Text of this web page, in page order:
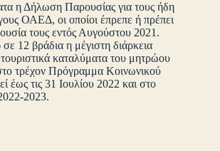
η Δήλωση Παρουσίας για τους ήδη
ΟΑΕΔ, οι οποίοι έπρεπε ή πρέπει
τους εντός Αυγούστου 2021.
σε 12 βράδια η μέγιστη διάρκεια
καταλύματα του μητρώου
τρέχον Πρόγραμμα Κοινωνικού
έως τις 31 Ιουλίου 2022 και στο
2023.